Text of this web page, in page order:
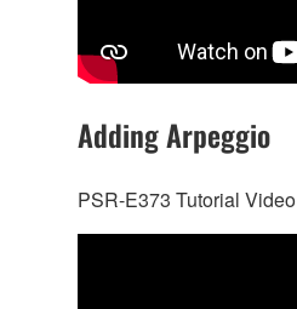
Adding Arpeggio
PSR-E373 Tutorial Video